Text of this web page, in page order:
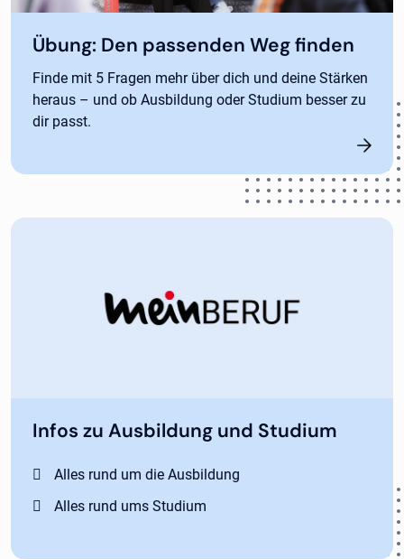
Übung: Den passenden Weg finden
Finde mit 5 Fragen mehr über dich und deine Stärken
heraus – und ob Ausbildung oder Studium besser zu
dir passt.
Infos zu Ausbildung und Studium
Alles rund um die Ausbildung
Alles rund ums Studium